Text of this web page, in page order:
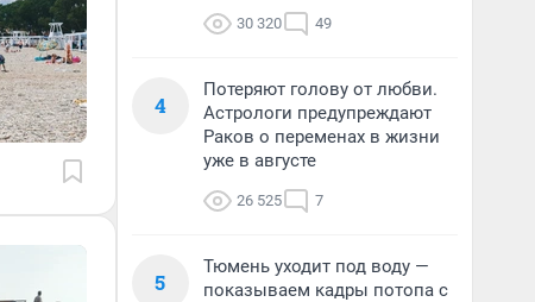
30 320 49
4
Потеряют голову от любви.
Астрологи предупреждают
Раков о переменах в жизни
уже в августе
26 525 7
5
Тюмень уходит под воду —
показываем кадры потопа с